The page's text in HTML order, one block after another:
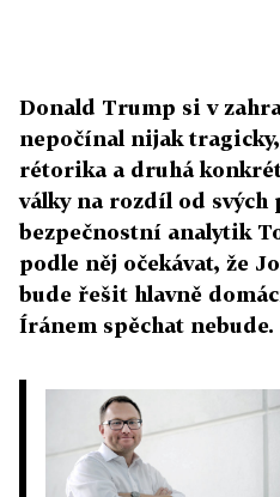
Donald Trump si v
nepočínal nijak
rétorika a druhá
války na rozdíl od
bezpečnostní analytik
podle něj očekávat, že
bude řešit hlavně
Íránem spěchat nebude.